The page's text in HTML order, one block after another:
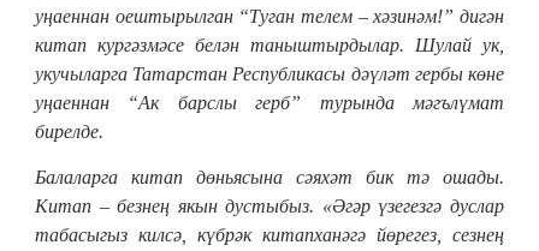
уңаеннан оештырылган “Туган телем – хәзинәм!” дигән
китап кургәзмәсе белән таныштырдылар. Шулай ук,
укучыларга Татарстан Республикасы дәүләт гербы көне
уңаеннан “Ак барслы герб” турында мәгълүмат
бирелде.
Балаларга китап дөньясына сәяхәт бик тә ошады.
Китап – безнең якын дустыбыз. «Әгәр үзегезгә дуслар
табасыгыз килсә, күбрәк китапханәгә йөрегез, сезнең